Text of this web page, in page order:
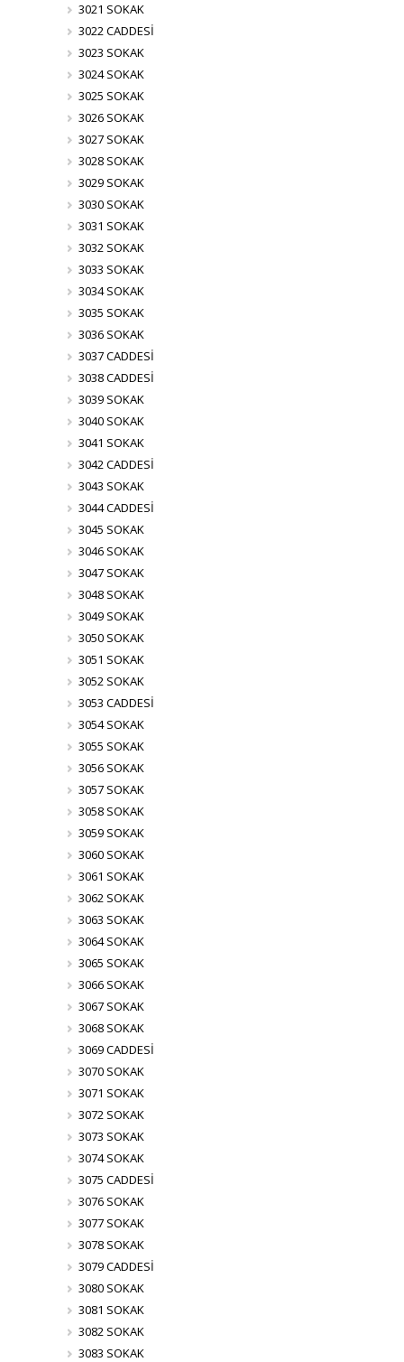
3021 SOKAK
3022 CADDESİ
3023 SOKAK
3024 SOKAK
3025 SOKAK
3026 SOKAK
3027 SOKAK
3028 SOKAK
3029 SOKAK
3030 SOKAK
3031 SOKAK
3032 SOKAK
3033 SOKAK
3034 SOKAK
3035 SOKAK
3036 SOKAK
3037 CADDESİ
3038 CADDESİ
3039 SOKAK
3040 SOKAK
3041 SOKAK
3042 CADDESİ
3043 SOKAK
3044 CADDESİ
3045 SOKAK
3046 SOKAK
3047 SOKAK
3048 SOKAK
3049 SOKAK
3050 SOKAK
3051 SOKAK
3052 SOKAK
3053 CADDESİ
3054 SOKAK
3055 SOKAK
3056 SOKAK
3057 SOKAK
3058 SOKAK
3059 SOKAK
3060 SOKAK
3061 SOKAK
3062 SOKAK
3063 SOKAK
3064 SOKAK
3065 SOKAK
3066 SOKAK
3067 SOKAK
3068 SOKAK
3069 CADDESİ
3070 SOKAK
3071 SOKAK
3072 SOKAK
3073 SOKAK
3074 SOKAK
3075 CADDESİ
3076 SOKAK
3077 SOKAK
3078 SOKAK
3079 CADDESİ
3080 SOKAK
3081 SOKAK
3082 SOKAK
3083 SOKAK